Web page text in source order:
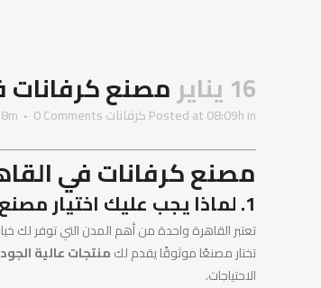
16 يناير مصنع كرفانات فى
Posted at 08:09hin كرفانات0 Comments
مصنع كرفانات في
1. لماذا يجب عليك اختيار مصنع كرفانات في القاهرة؟
تعتبر القاهرة واحدة من أهم المدن التي توفر لك
تختار مصنعًا موثوقًا يقدم لكمنتجات عالية
الاحتياجات.